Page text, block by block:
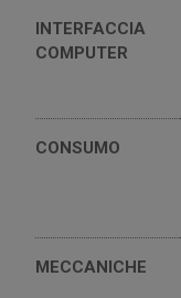
INTERFACCIA
COMPUTER
CONSUMO
MECCANICHE